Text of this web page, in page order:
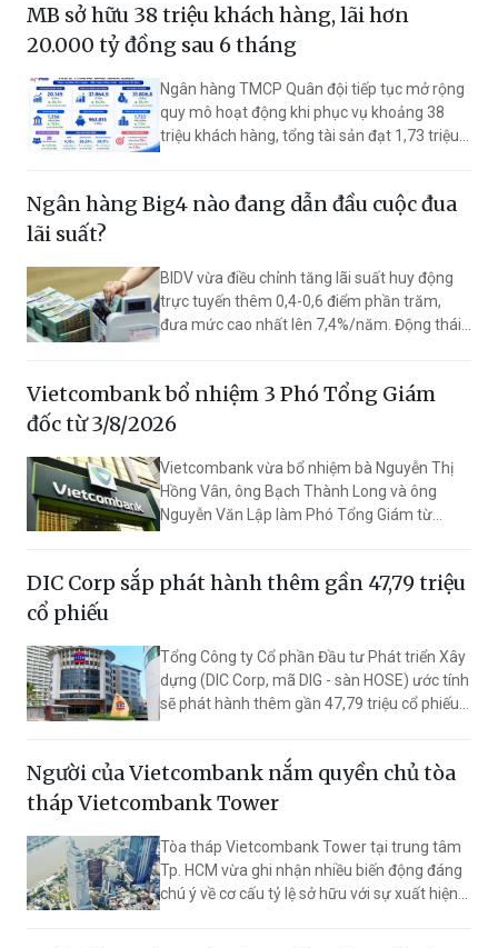
MB sở hữu 38 triệu khách hàng, lãi hơn
20.000 tỷ đồng sau 6 tháng
Ngân hàng TMCP Quân đội tiếp tục mở rộng
quy mô hoạt động khi phục vụ khoảng 38
triệu khách hàng, tổng tài sản đạt 1,73 triệu
với cùng kỳ.
Ngân hàng Big4 nào đang dẫn đầu cuộc đua
lãi suất?
BIDV vừa điều chỉnh tăng lãi suất huy động
trực tuyến thêm 0,4-0,6 điểm phần trăm,
đưa mức cao nhất lên 7,4%/năm. Động thái
có lãi suất huy động cao nhất trong nhóm
Big4.
Vietcombank bổ nhiệm 3 Phó Tổng Giám
đốc từ 3/8/2026
Vietcombank vừa bổ nhiệm bà Nguyễn Thị
Hồng Vân, ông Bạch Thành Long và ông
Nguyễn Văn Lập làm Phó Tổng Giám từ
DIC Corp sắp phát hành thêm gần 47,79 triệu
cổ phiếu
Tổng Công ty Cổ phần Đầu tư Phát triển Xây
dựng (DIC Corp, mã DIG - sàn HOSE) ước tính
sẽ phát hành thêm gần 47,79 triệu cổ phiếu
Người của Vietcombank nắm quyền chủ tòa
tháp Vietcombank Tower
Tòa tháp Vietcombank Tower tại trung tâm
Tp. HCM vừa ghi nhận nhiều biến động đáng
chú ý về cơ cấu tỷ lệ sở hữu với sự xuất hiện